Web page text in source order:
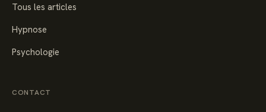
Tous les articles
Hypnose
Psychologie
CONTACT